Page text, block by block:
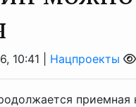
10:41 | Нацпроекты
приемная